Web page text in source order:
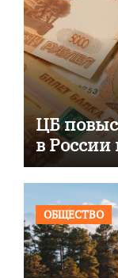
ЦБ
в России
ОБЩЕСТВО